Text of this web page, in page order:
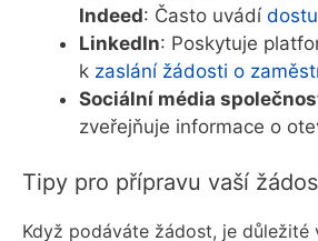
Indeed: Často uvádí
LinkedIn: Poskytuje
k zaslání žádosti o
Sociální média
zveřejňuje informace o
Tipy pro přípravu vaší
Když podáváte žádost, je důležité